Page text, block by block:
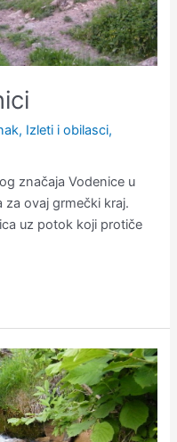
, Izleti i obilasci,
značaja Vodenice u
ovaj grmečki kraj.
uz potok koji protiče